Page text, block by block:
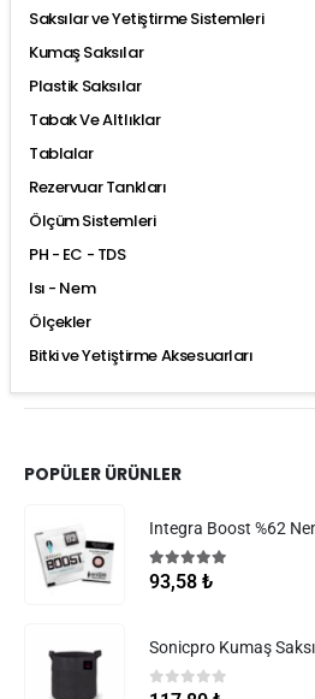
Saksılar ve Yetiştirme Sistemleri
Kumaş Saksılar
Plastik Saksılar
Tabak Ve Altlıklar
Tablalar
Rezervuar Tankları
Ölçüm Sistemleri
PH - EC - TDS
Isı - Nem
Ölçekler
Bitki ve Yetiştirme Aksesuarları
POPÜLER ÜRÜNLER
Integra Boost %62
5.005 üzerinden
93,58 ₺
Sonicpro Kumaş
0 5 üzerinden